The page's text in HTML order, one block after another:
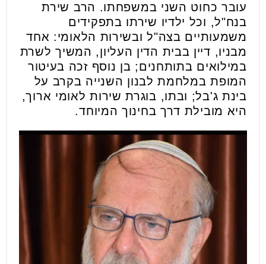
עובר כחוט השני במשפחתו. הרב שירת
בנח"ל, וכל ילדיו שירתו בתפקידים
משמעותיים בצה"ל ובשירות הלאומי: אחד
מבניו, דיין בבית הדין העליון, המשיך לשרת
במילואים בתותחנים; בן נוסף זכה בעיטור
המופת במלחמת לבנון השנייה בקרב על
בינת ג'בל; ובתו, בוגרת שירות לאומי ארוך,
היא מובילת דרך בחינוך המיוחד.